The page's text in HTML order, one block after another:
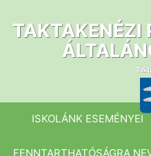
tartalomhoz
TAKTAKENÉZI
ISKOLÁNK ESEMÉNYEI
FENNTARTHATÓSÁGRA